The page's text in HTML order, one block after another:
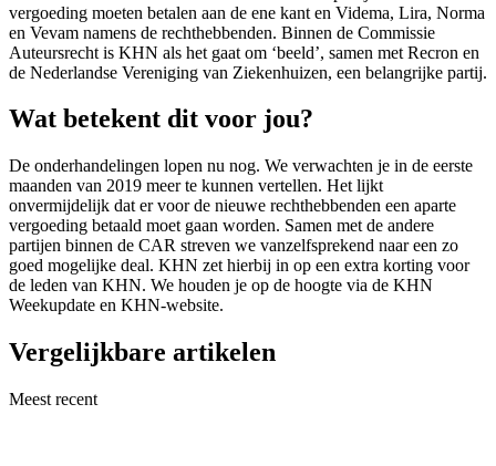
vergoeding moeten betalen aan de ene kant en Videma, Lira, Norma
en Vevam namens de rechthebbenden. Binnen de Commissie
Auteursrecht is KHN als het gaat om ‘beeld’, samen met Recron en
de Nederlandse Vereniging van Ziekenhuizen, een belangrijke partij.
Wat betekent dit voor jou?
De onderhandelingen lopen nu nog. We verwachten je in de eerste
maanden van 2019 meer te kunnen vertellen. Het lijkt
onvermijdelijk dat er voor de nieuwe rechthebbenden een aparte
vergoeding betaald moet gaan worden. Samen met de andere
partijen binnen de CAR streven we vanzelfsprekend naar een zo
goed mogelijke deal. KHN zet hierbij in op een extra korting voor
de leden van KHN. We houden je op de hoogte via de KHN
Weekupdate en KHN-website.
Vergelijkbare artikelen
Meest recent